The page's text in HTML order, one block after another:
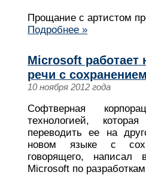
Прощание с артистом
Подробнее »
Microsoft работает
речи с
10 ноября 2012 года
Софтверная
технологией,
переводить ее на
новом языке с
говорящего, написал
Microsoft по